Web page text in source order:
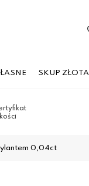
SKUP ZŁOTA
0,04ct